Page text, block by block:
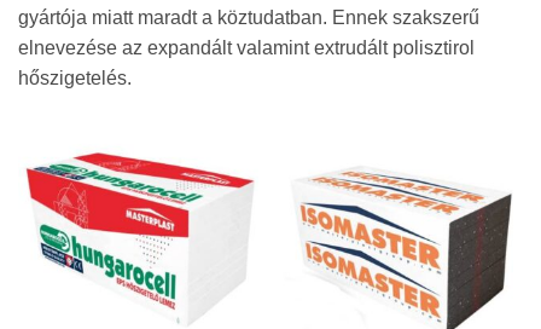
gyártója miatt maradt a köztudatban. Ennek szakszerű
elnevezése az expandált valamint extrudált polisztirol
hőszigetelés.